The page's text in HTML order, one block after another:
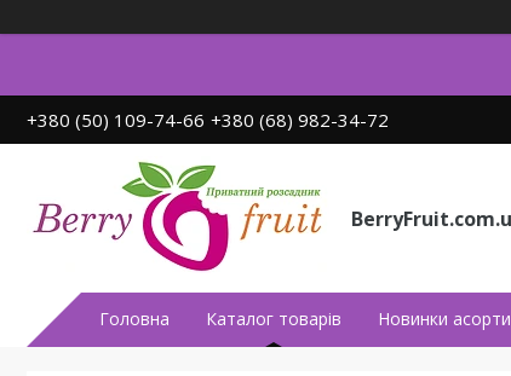
+380 (50) 109-74-66 +380 (68) 982-34-72
Головна Каталог товарів Новинки